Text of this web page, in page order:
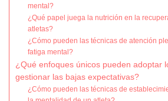
mental?
¿Qué papel juega la nutrición en la
atletas?
¿Cómo pueden las técnicas de atención
fatiga mental?
¿Qué enfoques únicos pueden adoptar
gestionar las bajas expectativas?
¿Cómo pueden las técnicas de